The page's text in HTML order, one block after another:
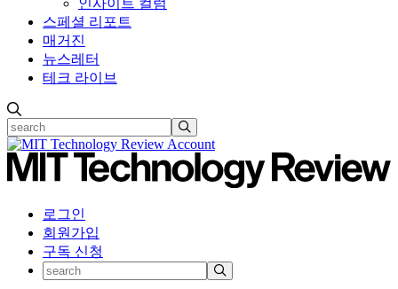
스페셜 리포트
매거진
뉴스레터
테크 라이브
로그인
회원가입
구독 신청